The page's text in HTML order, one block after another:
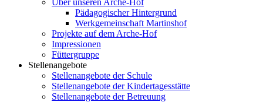
Über unseren Arche-Hof
Pädagogischer Hintergrund
Werkgemeinschaft Martinshof
Projekte auf dem Arche-Hof
Impressionen
Füttergruppe
Stellenangebote
Stellenangebote der Schule
Stellenangebote der Kindertagesstätte
Stellenangebote der Betreuung